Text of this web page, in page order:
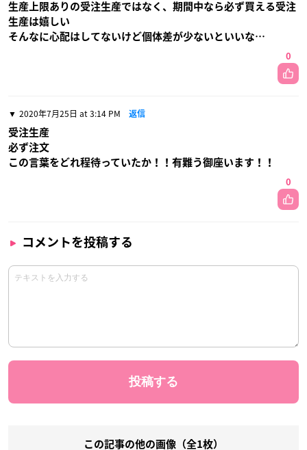
生産上限ありの受注生産ではなく、期間中なら必ず買える受注
生産は嬉しい
そんなに心配はしてないけど個体差が少ないといいな…
0
2020年7月25日 at 3:14 PM 返信
受注生産
必ず注文
この言葉をどれ程待っていたか！！有難う御座います！！
0
コメントを投稿する
この記事の他の画像（全1枚）